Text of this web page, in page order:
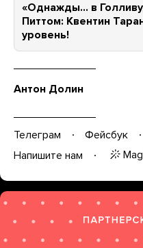
«Однажды… в
Питтом: Квентин
уровень!
Антон Долин
Телеграм Фейсбук
Напишите нам